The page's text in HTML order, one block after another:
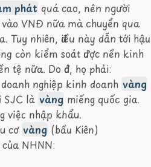
phát quá cao, nên người
VNĐ nữa mà chuyển qua
Tuy nhiên, điều này dẫn tới hậu
còn kiểm soát được nền kinh
tệ nữa. Do đó, họ phải:
nghiệp kinh doanh vàng
SJC là vàng miếng quốc gia.
việc nhập khẩu.
cơ vàng (bầu Kiên)
của NHNN: